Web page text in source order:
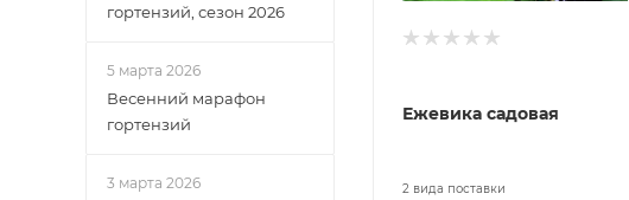
Ежевика садовая
2 вида поставки
гортензий, сезон 2026
5 марта 2026
Весенний марафон
гортензий
3 марта 2026